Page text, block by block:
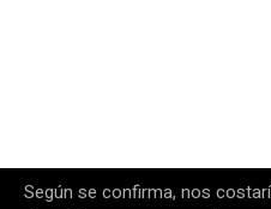
Según se confirma, nos